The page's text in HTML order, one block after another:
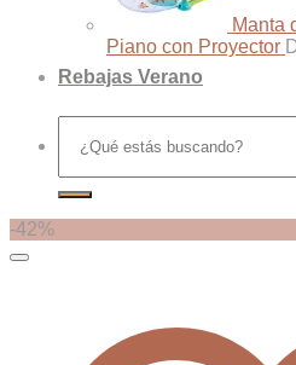
Manta
Piano con Proyector
Rebajas Verano
por:
-42%